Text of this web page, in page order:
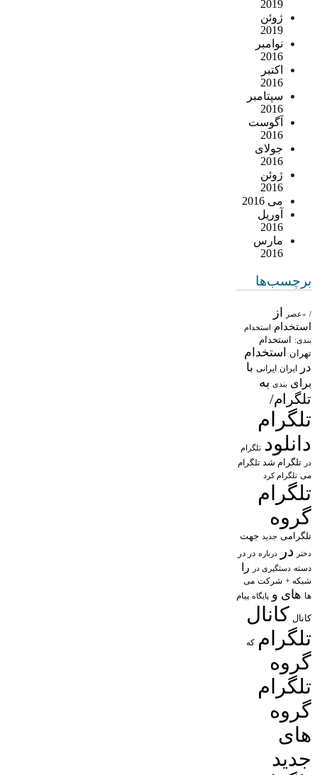
2019
ژوئن
2019
نوامبر
2016
اکتبر
2016
سپتامبر
2016
آگوست
2016
جولای
2016
ژوئن
2016
می 2016
آوریل
2016
مارس
2016
برچسب‌ها
/ «عصر از
استخدام استخدام
بندی: استخدام
تهران
استخدام
در
ایران ایرانی با
برای بندی به
تلگرام/
تلگرام
دانلود تلگرام
در تلگرام شد تلگرام
می تلگرام کرد
تلگرام
گروه
تلگرامی جدید جهت
دختر در درباره در در
دسته دستگیری در را
شبکه + شرکت می
ها های و پایگاه پیام
کانال کانال
تلگرام که
گروه
تلگرام
گروه
های
جدید